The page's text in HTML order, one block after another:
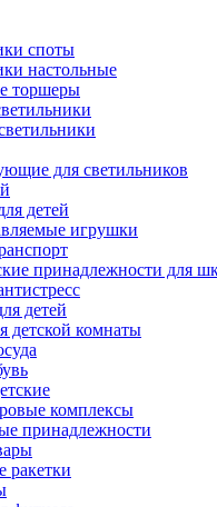
споты
настольные
торшеры
для светильников
детей
игрушки
принадлежности для
детей
детской комнаты
комплексы
принадлежности
ракетки